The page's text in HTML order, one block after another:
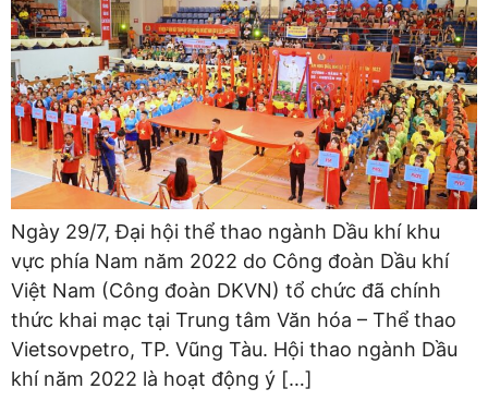
Ngày 29/7, Đại hội thể thao ngành Dầu khí khu
vực phía Nam năm 2022 do Công đoàn Dầu khí
Việt Nam (Công đoàn DKVN) tổ chức đã chính
thức khai mạc tại Trung tâm Văn hóa – Thể thao
Vietsovpetro, TP. Vũng Tàu. Hội thao ngành Dầu
khí năm 2022 là hoạt động ý […]